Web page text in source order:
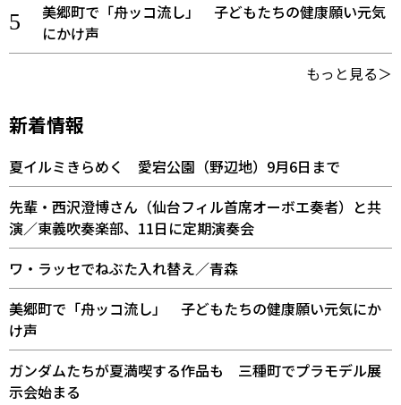
美郷町で「舟ッコ流し」 子どもたちの健康願い元気
にかけ声
もっと見る＞
新着情報
夏イルミきらめく 愛宕公園（野辺地）9月6日まで
先輩・西沢澄博さん（仙台フィル首席オーボエ奏者）と共
演／東義吹奏楽部、11日に定期演奏会
ワ・ラッセでねぶた入れ替え／青森
美郷町で「舟ッコ流し」 子どもたちの健康願い元気にか
け声
ガンダムたちが夏満喫する作品も 三種町でプラモデル展
示会始まる